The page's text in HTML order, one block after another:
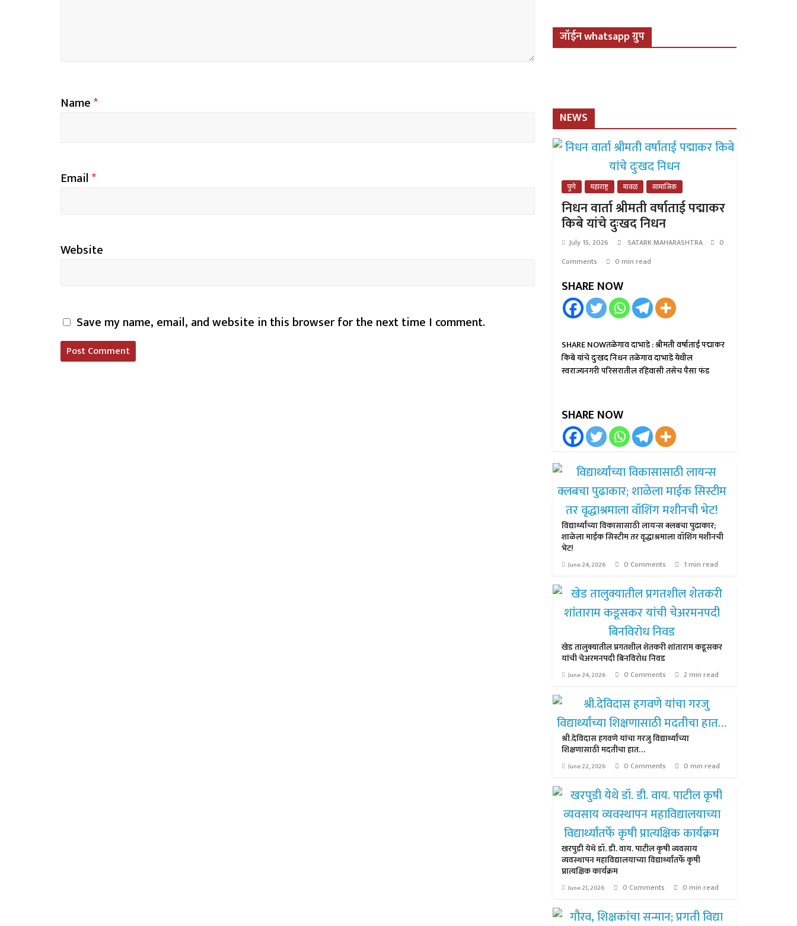
Name*
Email*
Website
Save my name, email, and website in this browser for the next time I comment.
जॉईन whatsapp ग्रुप
NEWS
पुणे महाराष्ट्र मावळ सामाजिक
निधन वार्ता श्रीमती वर्षाताई पद्माकर
किबे यांचे दुःखद निधन
July 15, 2026 SATARK MAHARASHTRA
0
Comments
0 min read
SHARE NOW
SHARE NOWतळेगाव दाभाडे : श्रीमती वर्षाताई पद्माकर
किबे यांचे दुःखद निधन तळेगाव दाभाडे येथील
स्वराज्यनगरी परिसरातील रहिवासी तसेच पैसा फंड
SHARE NOW
विद्यार्थ्यांच्या विकासासाठी लायन्स क्लबचा पुढाकार;
शाळेला माईक सिस्टीम तर वृद्धाश्रमाला वॉशिंग मशीनची
भेट!
June 24, 2026 0 Comments 1 min read
खेड तालुक्यातील प्रगतशील शेतकरी शांताराम कडूसकर
यांची चेअरमनपदी बिनविरोध निवड
June 24, 2026 0 Comments 2 min read
श्री.देविदास हगवणे यांचा गरजु विद्यार्थ्यांच्या
शिक्षणासाठी मदतीचा हात…
June 22, 2026 0 Comments 0 min read
खरपुडी येथे डॉ. डी. वाय. पाटील कृषी व्यवसाय
व्यवस्थापन महाविद्यालयाच्या विद्यार्थ्यांतर्फे कृषी
प्रात्यक्षिक कार्यक्रम
June 21, 2026 0 Comments 0 min read